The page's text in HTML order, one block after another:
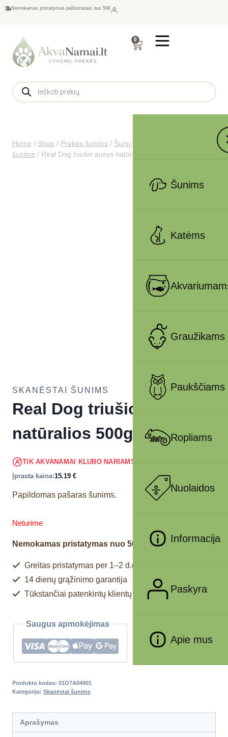
Nemokamas pristatymas paštomatais nuo 50€
0
Šunims
Katėms
Graužikams
Paukščiams
Ropliams
Nuolaidos
Informacija
Paskyra
Apie mus
Home / Shop / Prekės šunims / Šunų maistas
šunims / Real Dog triušio ausys natūralios 500g
SKANĖSTAI ŠUNIMS
Real Dog triušio ausys
natūralios 500g
TIK AKVANAMAI KLUBO NARIAMS
Įprasta kaina:15.19 €
Papildomas pašaras šunims.
Neturime
Nemokamas pristatymas nuo 50€
Greitas pristatymas per 1–2 d.d.
14 dienų grąžinimo garantija
Tūkstančiai patenkintų klientų
Saugus apmokėjimas
Produkto kodas: 01O7A04001
Kategorija: Skanėstai šunims
Aprašymas